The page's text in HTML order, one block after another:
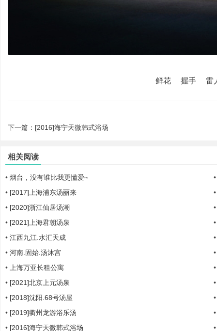
鲜花 握手 雷
下一篇： [2016]海宁天微韩式浴场
相关阅读
• 烟台，没有谁比我更懂爱~
• [2017]上海浦东汤丽来
• [2020]浙江仙居汤潮
• [2021]上海君朝汤泉
• 江西九江.水汇天成
• 河南.固始.汤沐宫
•
上海万亚长租公寓
• [2021]北京上元汤泉
• [2018]沈阳.68号汤屋
• [2019]衢州龙游浴乐汤
• [2016]海宁天微韩式浴场